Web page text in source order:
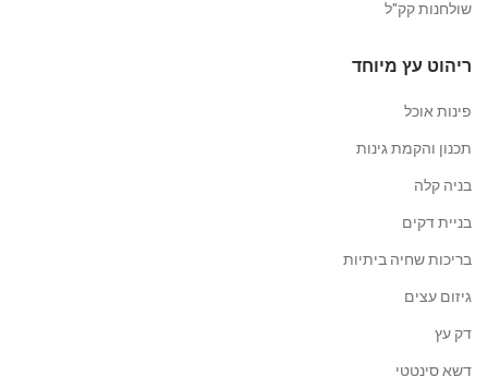
שולחנות קק"ל
ריהוט עץ מיוחד
פינות אוכל
תכנון והקמת גינות
בניה קלה
בניית דקים
בריכות שחיה ביתיות
גיזום עצים
דק עץ
דשא סינטטי